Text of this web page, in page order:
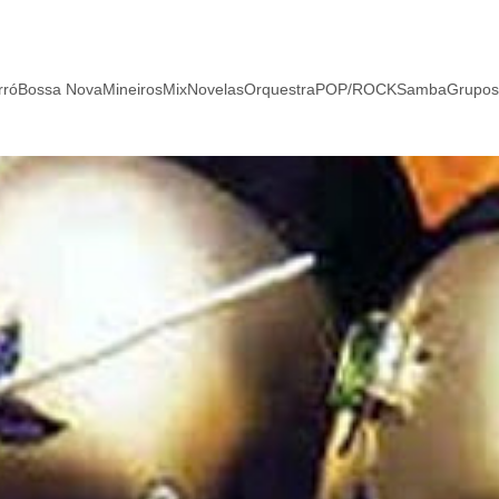
Bossa NovaMineirosMixNovelasOrquestraPOP/ROCKSambaGrupos